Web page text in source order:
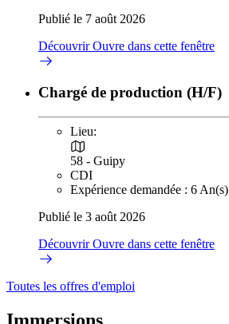
Publié le 7 août 2026
DécouvrirOuvre dans cette fenêtre
Chargé de production (H/F)
Lieu:
58 - Guipy
CDI
Expérience demandée : 6 An(s)
Publié le 3 août 2026
DécouvrirOuvre dans cette fenêtre
Toutes les offres d'emploi